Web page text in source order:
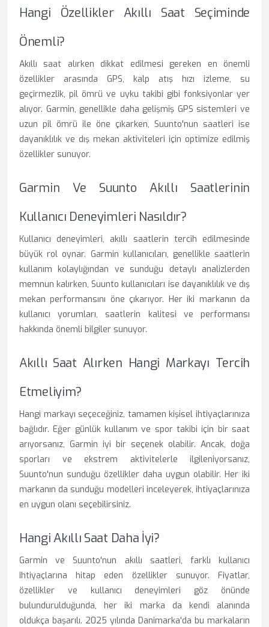
Hangi Özellikler Akıllı Saat Seçiminde
Önemli?
Akıllı saat alırken dikkat edilmesi gereken en önemli
özellikler arasında GPS, kalp atış hızı izleme, su
geçirmezlik, pil ömrü ve uyku takibi gibi fonksiyonlar yer
alıyor. Garmin, genellikle daha gelişmiş GPS sistemleri ve
uzun pil ömrü ile öne çıkarken, Suunto'nun saatleri ise
dayanıklılık ve dış mekan aktiviteleri için optimize edilmiş
özellikler sunuyor.
Garmin Ve Suunto Akıllı Saatlerinin
Kullanıcı Deneyimleri Nasıldır?
Kullanıcı deneyimleri, akıllı saatlerin tercih edilmesinde
büyük rol oynar. Garmin kullanıcıları, genellikle saatlerin
kullanım kolaylığından ve sunduğu detaylı analizlerden
memnun kalırken, Suunto kullanıcıları ise dayanıklılık ve dış
mekan performansını öne çıkarıyor. Her iki markanın da
kullanıcı yorumları, saatlerin kalitesi ve performansı
hakkında önemli bilgiler sunuyor.
Akıllı Saat Alırken Hangi Markayı Tercih
Etmeliyim?
Hangi markayı seçeceğiniz, tamamen kişisel ihtiyaçlarınıza
bağlıdır. Eğer günlük kullanım ve spor takibi için bir saat
arıyorsanız, Garmin iyi bir seçenek olabilir. Ancak, doğa
sporları ve ekstrem aktivitelerle ilgileniyorsanız,
Suunto'nun sunduğu özellikler daha uygun olabilir. Her iki
markanın da sunduğu modelleri inceleyerek, ihtiyaçlarınıza
en uygun olanı seçebilirsiniz.
Hangi Akıllı Saat Daha İyi?
Garmin ve Suunto'nun akıllı saatleri, farklı kullanıcı
ihtiyaçlarına hitap eden özellikler sunuyor. Fiyatlar,
özellikler ve kullanıcı deneyimleri göz önünde
bulundurulduğunda, her iki marka da kendi alanında
oldukça başarılı. 2025 yılında Danimarka'da bu markaların